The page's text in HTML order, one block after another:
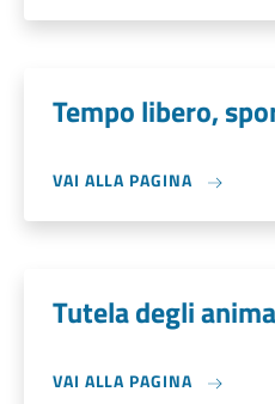
Tempo libero,
VAI ALLA PAGINA
Tutela degli
VAI ALLA PAGINA